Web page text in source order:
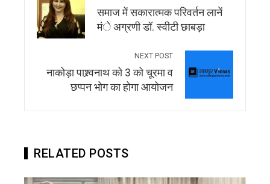
समाज में सकारात्मक परिवर्तन लानें
मंे अग्रणी डाॅ. स्वीटी छाबड़ा
NEXT POST
नाकोड़ा पाश्र्वनाथ को 3 को चूरमा व
छप्पन भोग का होगा आयोजन
RELATED POSTS